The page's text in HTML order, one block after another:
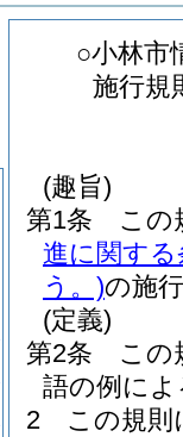
○小林市
施行規
(趣旨)
第1条
この
進に関する
う。)の施
(定義)
第2条
この
語の例によ
2
この規